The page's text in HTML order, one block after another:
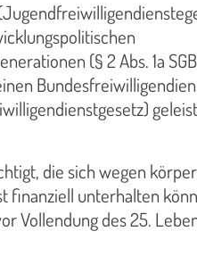
(§ 2 Abs. 1a
die sich wegen
finanziell unterhalten
Vollendung des 25.